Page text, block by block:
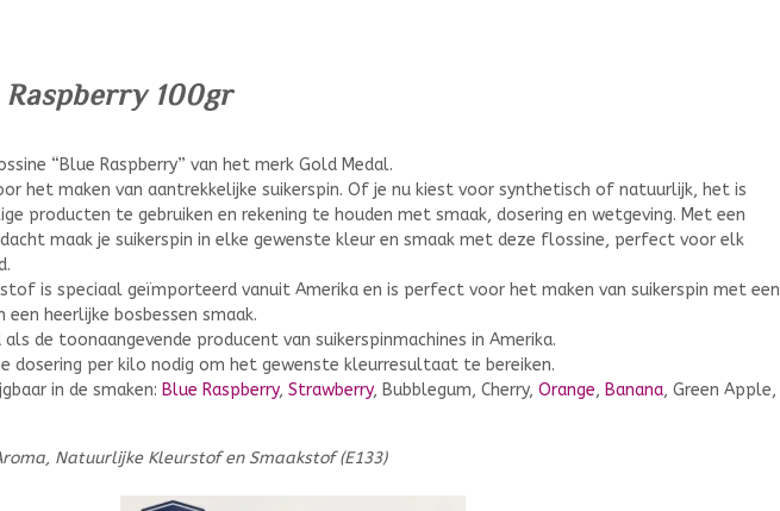
100gr
“Blue Raspberry” van het merk Gold Medal.
het maken van aantrekkelijke suikerspin. Of je nu kiest voor synthetisch of natuurlijk, het is
producten te gebruiken en rekening te houden met smaak, dosering en wetgeving. Met een
maak je suikerspin in elke gewenste kleur en smaak met deze flossine, perfect voor elk
is speciaal geïmporteerd vanuit Amerika en is perfect voor het maken van suikerspin met een
heerlijke bosbessen smaak.
de toonaangevende producent van suikerspinmachines in Amerika.
dosering per kilo nodig om het gewenste kleurresultaat te bereiken.
in de smaken: Blue Raspberry, Strawberry, Bubblegum, Cherry, Orange, Banana, Green Apple,
Natuurlijke Kleurstof en Smaakstof (E133)